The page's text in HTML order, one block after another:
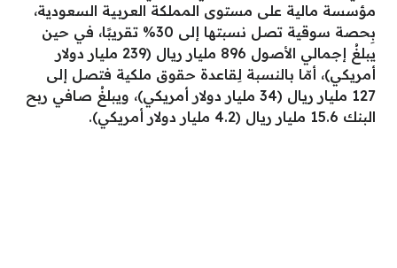
مؤسسة مالية على مستوى المملكة العربية السعودية،
بِحصة سوقية تصل نسبتها إلى 30% تقريبًا، في حين
يبلغُ إجمالي الأصول 896 مليار ريال (239 مليار دولار
أمريكي)، أمّا بالنسبة لِقاعدة حقوق ملكية فتصل إلى
127 مليار ريال (34 مليار دولار أمريكي)، ويبلغُ صافي ربح
البنك 15.6 مليار ريال (4.2 مليار دولار أمريكي).